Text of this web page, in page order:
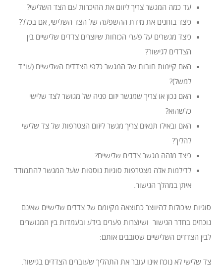
עד כמה המגשר צריך ליזום את ההיכרות עם הצד השלישי?
כיצד בוחנים את מידת ההשפעה של הצד השלישי, אם בכלל?
כיצד מגשרים על פערי הכוחות שיוצרים צדדים שלישיים בין
הצדדים לגישור?
האם קיימות חובות של המגשר כלפי הצדדים השלישיים (עו"ד
למשל)?
האם נכון או צריך שמגשר יזום פניה של מגושר לצד שלישי
כלשהוא?
האם ובאילו תנאים צריך מגשר ליזום הצטרפות של צד שלישי
להליך?
כיצד מזהה מגשר צדדים שלישיים?
לדילמות אלה מצטרפות סוגיות נוספות שעל המגשר להתמודד
איתן במהלך הגישור.
סוגיות שיכולות להיווצר כתוצאה מקיומם של צדדים שלישיים שאינם
נוכחים בחדר הגישור ושיוצרות פערים בידע ובעמדות בין המגושרים
לבין הצדדים השלישיים שסובבים אותם:
צד שלישי לא נוכח אינו עובר את התהליך שעוברים הצדדים בגישור.